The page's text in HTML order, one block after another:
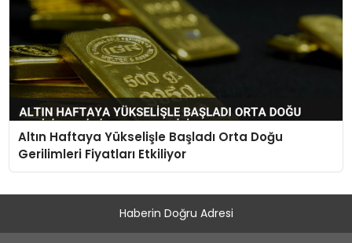
Altın Haftaya Yükselişle Başladı Orta Doğu
Gerilimleri Fiyatları Etkiliyor
Haberin Doğru Adresi